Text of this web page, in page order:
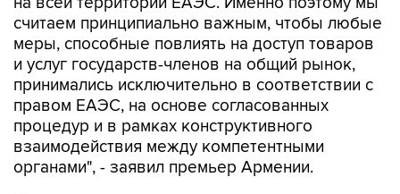
считаем принципиально важным, чтобы любые
меры, способные повлиять на доступ товаров
и услуг государств-членов на общий рынок,
принимались исключительно в соответствии с
правом ЕАЭС, на основе согласованных
процедур и в рамках конструктивного
взаимодействия между компетентными
органами", - заявил премьер Армении.